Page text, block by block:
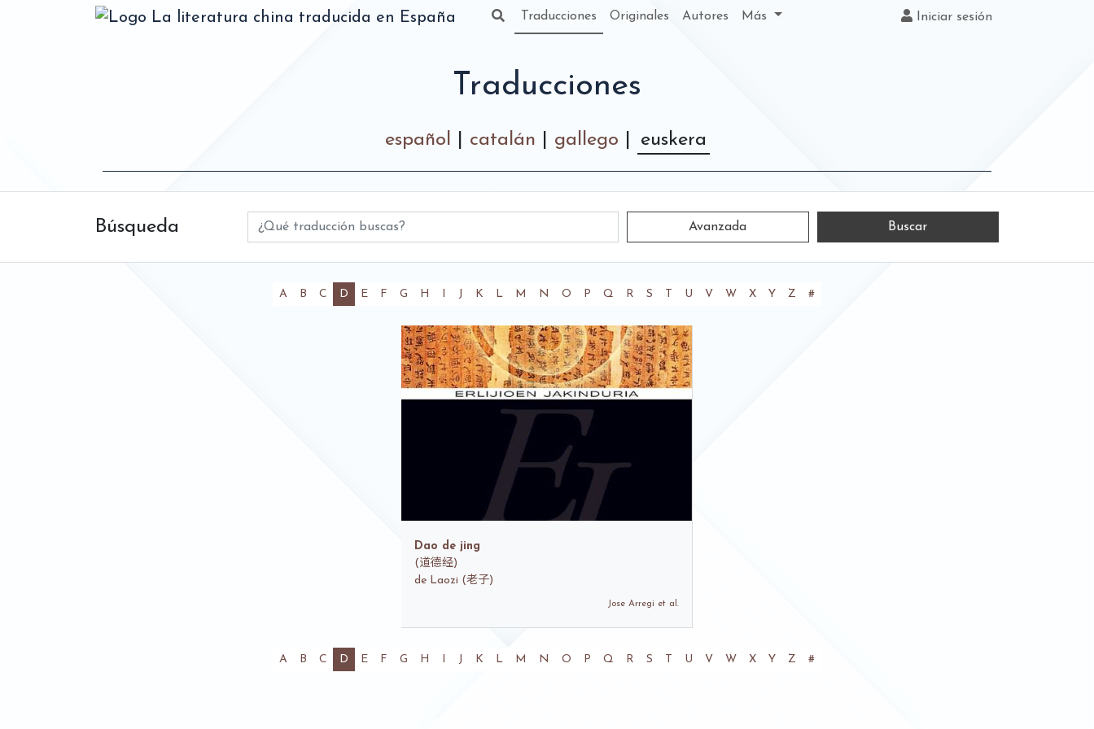
La literatura china traducida en España Traducciones (actual)
Originales Autores Más Iniciar sesión
Traducciones
español catalán gallego euskera
Búsqueda Título
Avanzada
A B C D (actual)
E F G H I J K L M N O P Q R S T U V W X Y Z #
Dao de jing
(道德经)
de Laozi (老子)
Jose Arregi et al.
A B C D (actual)
E F G H I J K L M N O P Q R S T U V W X Y Z #